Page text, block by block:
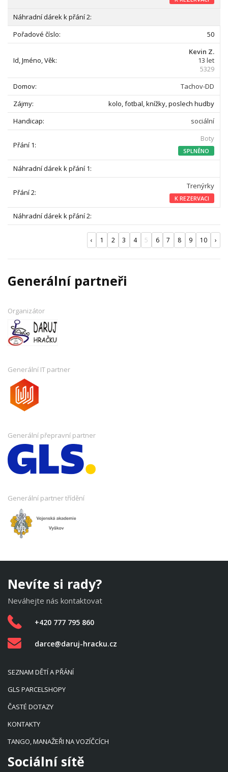
50
Kevin Z.
13 let
5329
Tachov-DD
kolo, fotbal, knížky, poslech hudby
sociální
Boty
SPLNĚNO
Trenýrky
K REZERVACI
‹ 1 2 3 4 5 6 7 8 9 10 ›
Generální partneři
Organizátor
Generální IT partner
Generální přepravní partner
Generální partner třídění
Nevíte si rady?
Neváhejte nás kontaktovat
+420 777 795 860
darce@daruj-hracku.cz
SEZNAM DĚTÍ A PŘÁNÍ
GLS PARCELSHOPY
ČASTÉ DOTAZY
KONTAKTY
TANGO, MANAŽEŘI NA VOZÍČCÍCH
Sociální sítě